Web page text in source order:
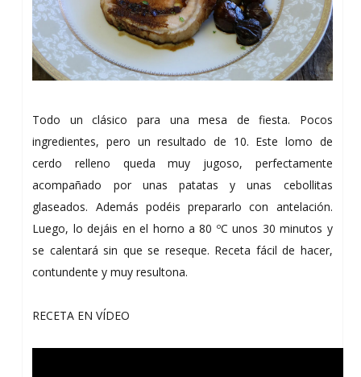
Todo un clásico para una mesa de fiesta. Pocos
ingredientes, pero un resultado de 10. Este lomo de
cerdo relleno queda muy jugoso, perfectamente
acompañado por unas patatas y unas cebollitas
glaseados. Además podéis prepararlo con antelación.
Luego, lo dejáis en el horno a 80 ºC unos 30 minutos y
se calentará sin que se reseque. Receta fácil de hacer,
contundente y muy resultona.
RECETA EN VÍDEO